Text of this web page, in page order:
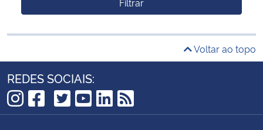
Voltar ao topo
REDES SOCIAIS:
Instagram
Facebook
TikTok
Twitter
YouTube
LinkedIn
RSS